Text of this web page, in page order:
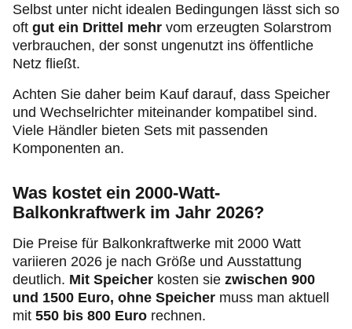
Selbst unter nicht idealen Bedingungen lässt sich so
oft gut ein Drittel mehr vom erzeugten Solarstrom
verbrauchen, der sonst ungenutzt ins öffentliche
Netz fließt.
Achten Sie daher beim Kauf darauf, dass Speicher
und Wechselrichter miteinander kompatibel sind.
Viele Händler bieten Sets mit passenden
Komponenten an.
Was kostet ein 2000-Watt-
Balkonkraftwerk im Jahr 2026?
Die Preise für Balkonkraftwerke mit 2000 Watt
variieren 2026 je nach Größe und Ausstattung
deutlich. Mit Speicher kosten sie zwischen 900
und 1500 Euro, ohne Speicher muss man aktuell
mit 550 bis 800 Euro rechnen.